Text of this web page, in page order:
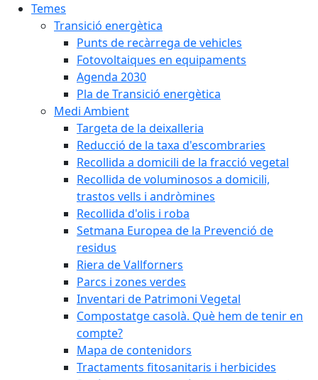
Temes
Transició energètica
Punts de recàrrega de vehicles
Fotovoltaiques en equipaments
Agenda 2030
Pla de Transició energètica
Medi Ambient
Targeta de la deixalleria
Reducció de la taxa d'escombraries
Recollida a domicili de la fracció vegetal
Recollida de voluminosos a domicili,
trastos vells i andròmines
Recollida d'olis i roba
Setmana Europea de la Prevenció de
residus
Riera de Vallforners
Parcs i zones verdes
Inventari de Patrimoni Vegetal
Compostatge casolà. Què hem de tenir en
compte?
Mapa de contenidors
Tractaments fitosanitaris i herbicides